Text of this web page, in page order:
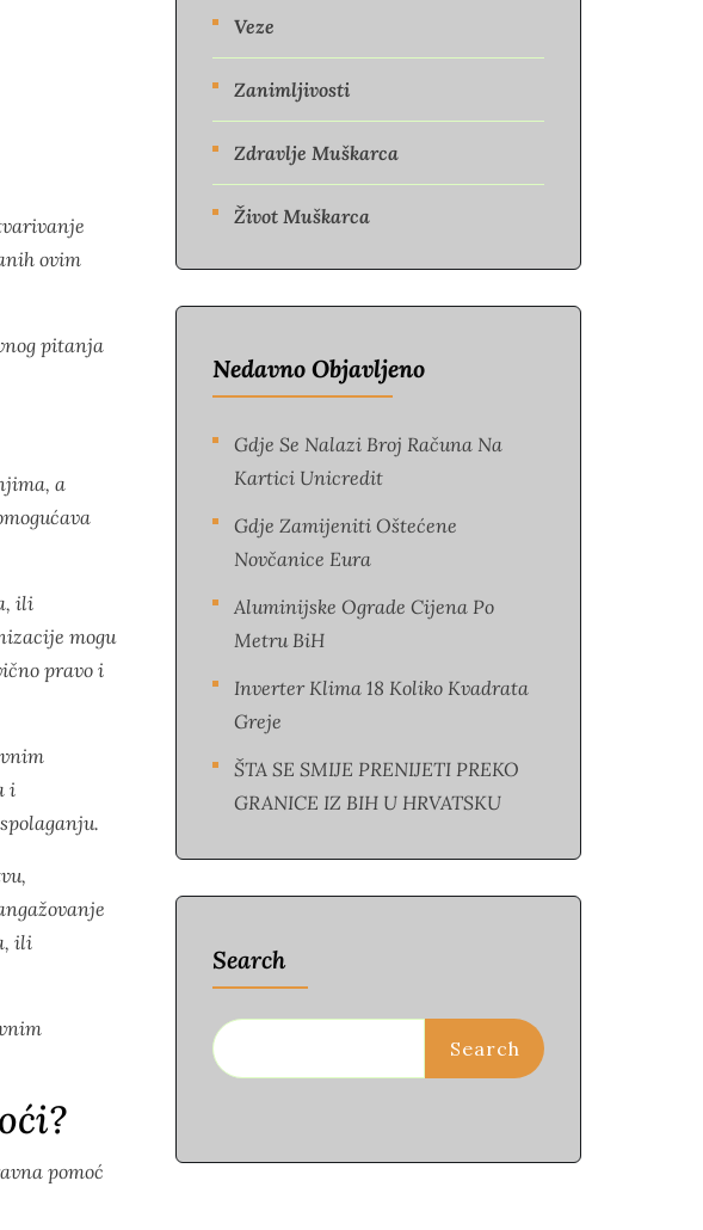
ovim
pitanja
a
ili
mogu
pravo i
i
ili
pomoć
Veze
Zanimljivosti
Zdravlje Muškarca
Život Muškarca
Nedavno Objavljeno
Gdje Se Nalazi Broj Računa Na
Kartici Unicredit
Gdje Zamijeniti Oštećene
Novčanice Eura​
Aluminijske Ograde Cijena Po
Metru BiH
Inverter Klima 18 Koliko Kvadrata
Greje
ŠTA SE SMIJE PRENIJETI PREKO
GRANICE IZ BIH U HRVATSKU
Search
Search